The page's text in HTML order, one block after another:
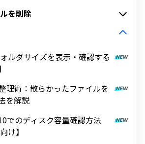
を削除
ルダサイズを表示・確認する
理術：散らかったファイルを
を解説
でのディスク容量確認方法
け】